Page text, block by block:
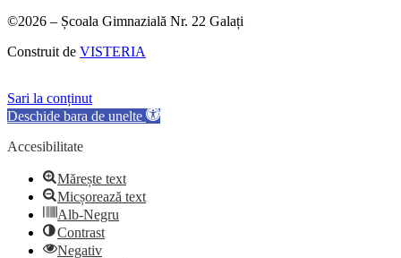
©2026 – Școala Gimnazială Nr. 22 Galați
Construit de VISTERIA
Sari la conținut
Deschide bara de unelte
Accesibilitate
Mărește text
Micșorează text
Alb-Negru
Contrast
Negativ